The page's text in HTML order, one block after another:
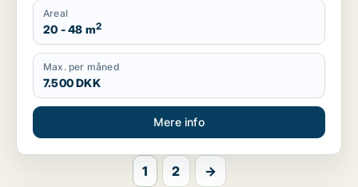
Areal
20 - 48 m2
Max. per måned
7.500 DKK
Mere info
1 2 →